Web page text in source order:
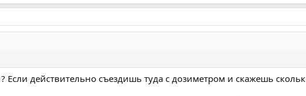
Если действительно съездишь туда с дозиметром и скажешь